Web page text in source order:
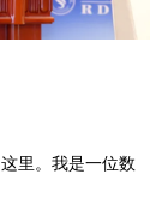
里。我是一位数